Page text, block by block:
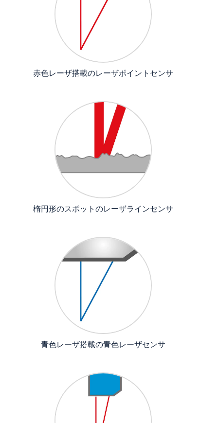
赤色レーザ搭載のレーザポイントセンサ
楕円形のスポットのレーザラインセンサ
青色レーザ搭載の青色レーザセンサ